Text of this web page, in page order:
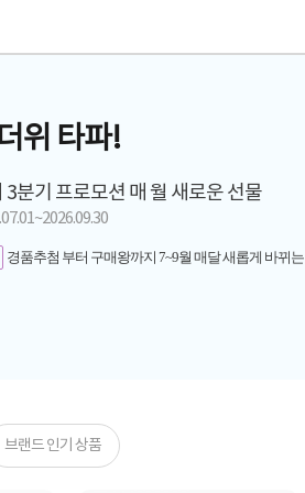
위 타파!
3분기 프로모션 매 월 새로운 선물
경품추첨 부터 구매왕까지 7~9월 매달 새롭게 바뀌
브랜드 인기 상품